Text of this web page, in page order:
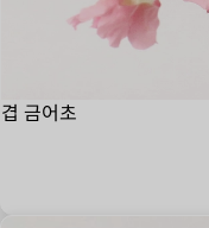
겹 금어초